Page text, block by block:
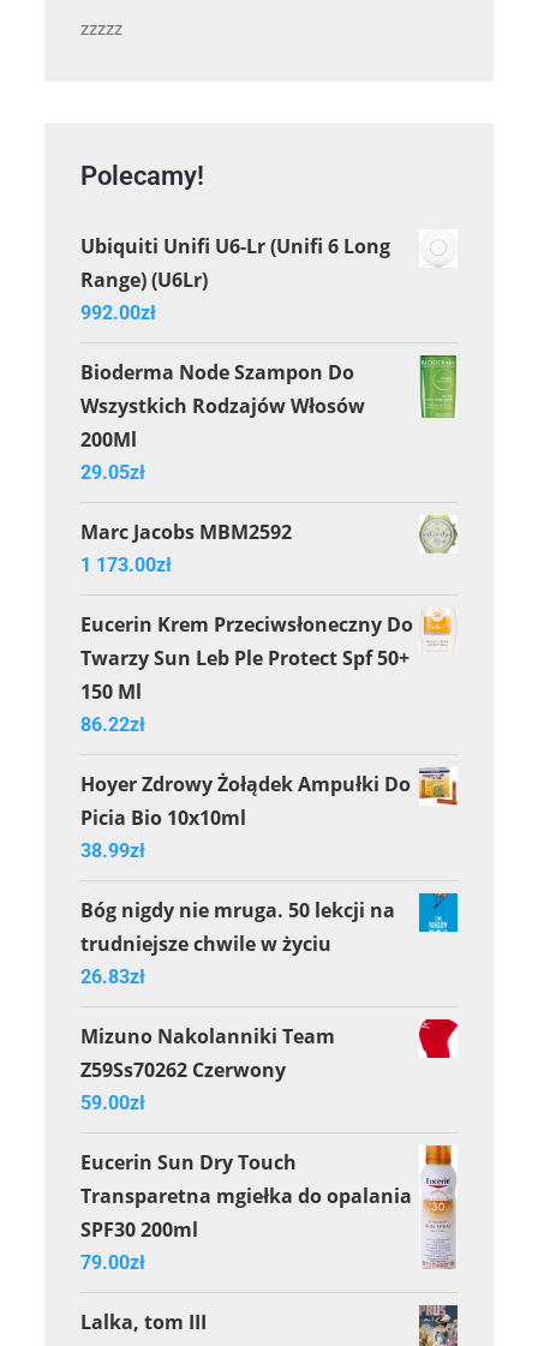
zzzzz
Polecamy!
Ubiquiti Unifi U6-Lr (Unifi 6 Long
Range) (U6Lr)
992.00zł
Bioderma Node Szampon Do
Wszystkich Rodzajów Włosów
200Ml
29.05zł
Marc Jacobs MBM2592
1 173.00zł
Eucerin Krem Przeciwsłoneczny Do
Twarzy Sun Leb Ple Protect Spf 50+
150 Ml
86.22zł
Hoyer Zdrowy Żołądek Ampułki Do
Picia Bio 10x10ml
38.99zł
Bóg nigdy nie mruga. 50 lekcji na
trudniejsze chwile w życiu
26.83zł
Mizuno Nakolanniki Team
Z59Ss70262 Czerwony
59.00zł
Eucerin Sun Dry Touch
Transparetna mgiełka do opalania
SPF30 200ml
79.00zł
Lalka, tom III